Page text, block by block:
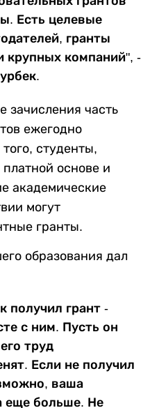
Есть целевые
гранты
крупных компаний", -
зачисления часть
ежегодно
студенты,
основе и
академические
могут
гранты.
образования дал
получил грант -
с ним. Пусть он
труд
Если не получил
ваша
еще больше. Не